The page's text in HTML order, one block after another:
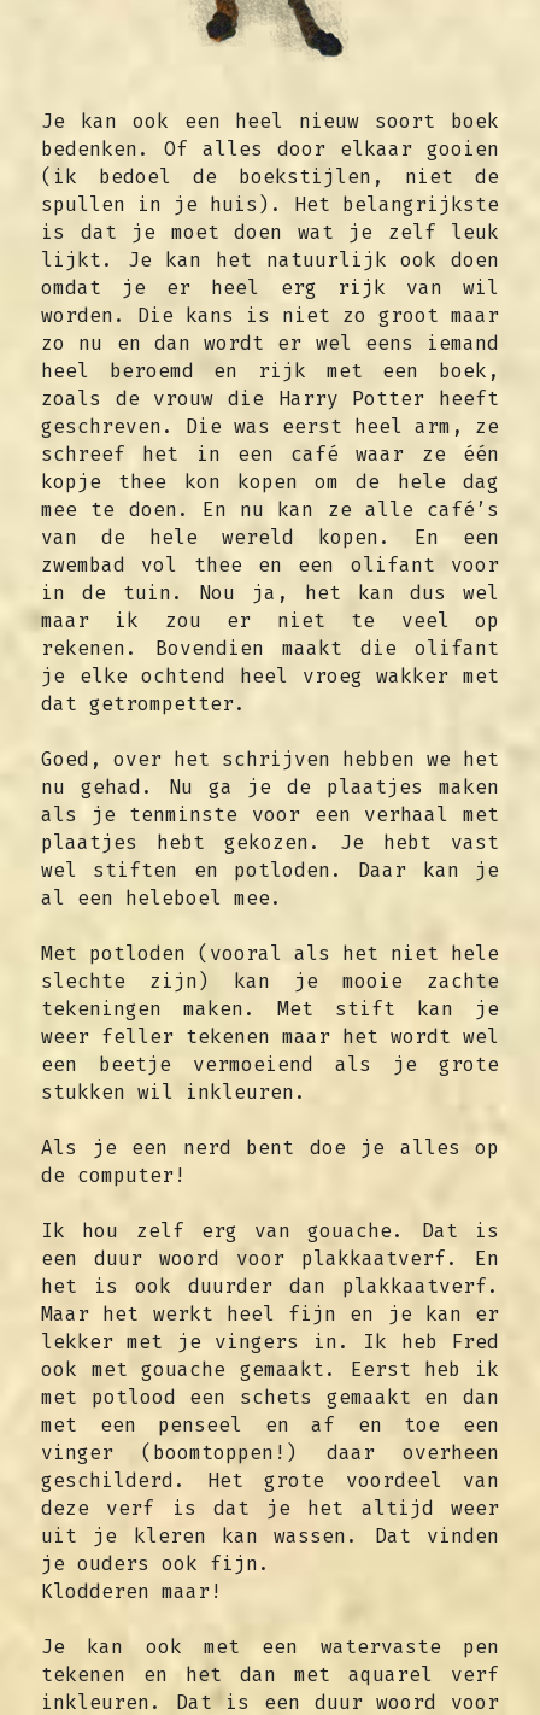
Je kan ook een heel nieuw soort boek
bedenken. Of alles door elkaar gooien
(ik bedoel de boekstijlen, niet de
spullen in je huis). Het belangrijkste
is dat je moet doen wat je zelf leuk
lijkt. Je kan het natuurlijk ook doen
omdat je er heel erg rijk van wil
worden. Die kans is niet zo groot maar
zo nu en dan wordt er wel eens iemand
heel beroemd en rijk met een boek,
zoals de vrouw die Harry Potter heeft
geschreven. Die was eerst heel arm, ze
schreef het in een café waar ze één
kopje thee kon kopen om de hele dag
mee te doen. En nu kan ze alle café’s
van de hele wereld kopen. En een
zwembad vol thee en een olifant voor
in de tuin. Nou ja, het kan dus wel
maar ik zou er niet te veel op
rekenen. Bovendien maakt die olifant
je elke ochtend heel vroeg wakker met
dat getrompetter.
Goed, over het schrijven hebben we het
nu gehad. Nu ga je de plaatjes maken
als je tenminste voor een verhaal met
plaatjes hebt gekozen. Je hebt vast
wel stiften en potloden. Daar kan je
al een heleboel mee.
Met potloden (vooral als het niet hele
slechte zijn) kan je mooie zachte
tekeningen maken. Met stift kan je
weer feller tekenen maar het wordt wel
een beetje vermoeiend als je grote
stukken wil inkleuren.
Als je een nerd bent doe je alles op
de computer!
Ik hou zelf erg van gouache. Dat is
een duur woord voor plakkaatverf. En
het is ook duurder dan plakkaatverf.
Maar het werkt heel fijn en je kan er
lekker met je vingers in. Ik heb Fred
ook met gouache gemaakt. Eerst heb ik
met potlood een schets gemaakt en dan
met een penseel en af en toe een
vinger (boomtoppen!) daar overheen
geschilderd. Het grote voordeel van
deze verf is dat je het altijd weer
uit je kleren kan wassen. Dat vinden
je ouders ook fijn.
Klodderen maar!
Je kan ook met een watervaste pen
tekenen en het dan met aquarel verf
inkleuren. Dat is een duur woord voor